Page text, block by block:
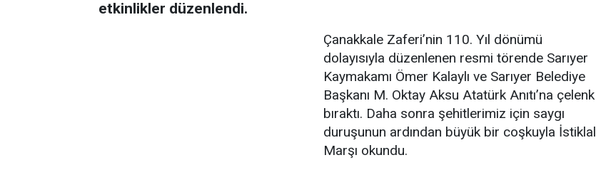
etkinlikler düzenlendi.
Çanakkale Zaferi’nin 110. Yıl dönümü
dolayısıyla düzenlenen resmi törende Sarıyer
Kaymakamı Ömer Kalaylı ve Sarıyer Belediye
Başkanı M. Oktay Aksu Atatürk Anıtı’na çelenk
bıraktı. Daha sonra şehitlerimiz için saygı
duruşunun ardından büyük bir coşkuyla İstiklal
Marşı okundu.